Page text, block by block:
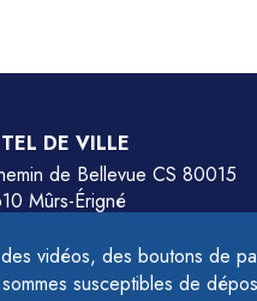
vidéos, des boutons de
susceptibles de
DE VILLE
de Bellevue CS 80015
Mûrs-Érigné
au jeudi de 9h à 12h et de 14h